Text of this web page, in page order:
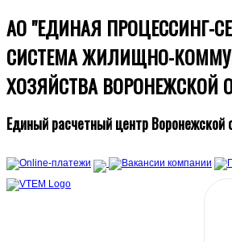
АО "ЕДИНАЯ ПРОЦЕССИНГ-
СИСТЕМА ЖИЛИЩНО-
ХОЗЯЙСТВА ВОРОНЕЖСКОЙ
Единый расчетный центр Воронежской